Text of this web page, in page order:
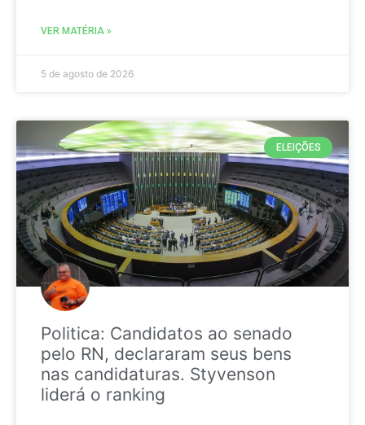
VER MATÉRIA »
5 de agosto de 2026
ELEIÇÕES
Politica: Candidatos ao senado
pelo RN, declararam seus bens
nas candidaturas. Styvenson
liderá o ranking